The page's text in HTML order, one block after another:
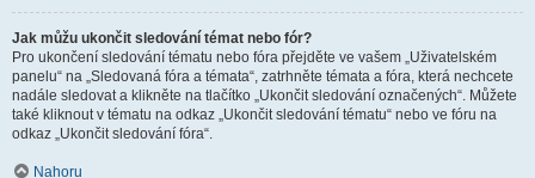
Jak můžu ukončit sledování témat nebo fór?
Pro ukončení sledování tématu nebo fóra přejděte ve vašem „Uživatelském
panelu“ na „Sledovaná fóra a témata“, zatrhněte témata a fóra, která nechcete
nadále sledovat a klikněte na tlačítko „Ukončit sledování označených“. Můžete
také kliknout v tématu na odkaz „Ukončit sledování tématu“ nebo ve fóru na
odkaz „Ukončit sledování fóra“.
Nahoru